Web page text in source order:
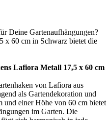
Deine Gartenaufhängungen?
x 60 cm in Schwarz bietet die
Lafiora Metall 17,5 x 60 cm
von Lafiora aus
als Gartendekoration und
und einer Höhe von 60 cm bietet
im Garten. Die